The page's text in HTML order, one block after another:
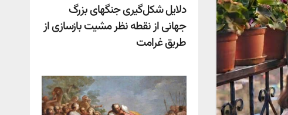
دلایل شکل‌گیری جنگهای بزرگ
جهانی از نقطه نظر مشیت بازسازی از
طریق غرامت